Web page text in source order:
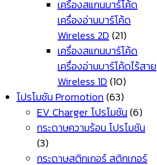
เครื่องสแกนบาร์โค้ด
เครื่องอ่านบาร์โค้ด
Wireless 2D (21)
เครื่องสแกนบาร์โค้ด
เครื่องอ่านบาร์โค้ดไร้สาย
Wireless 1D (10)
โปรโมชัน Promotion (63)
EV Charger โปรโมชัน (6)
กระดาษความร้อน โปรโมชัน
(3)
กระดาษสติกเกอร์ สติกเกอร์